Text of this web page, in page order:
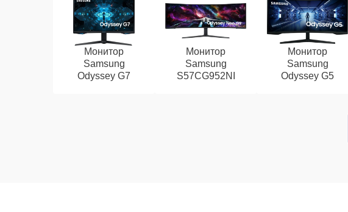
Монитор
Samsung
Odyssey G7
Монитор
Samsung
S57CG952NI
Монитор
Samsung
Odyssey G5